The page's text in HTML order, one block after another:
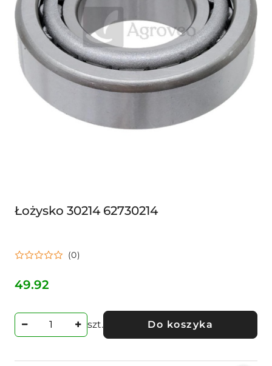
Łożysko 30214 62730214
(0)
Cena:
49.92
szt. Do koszyka